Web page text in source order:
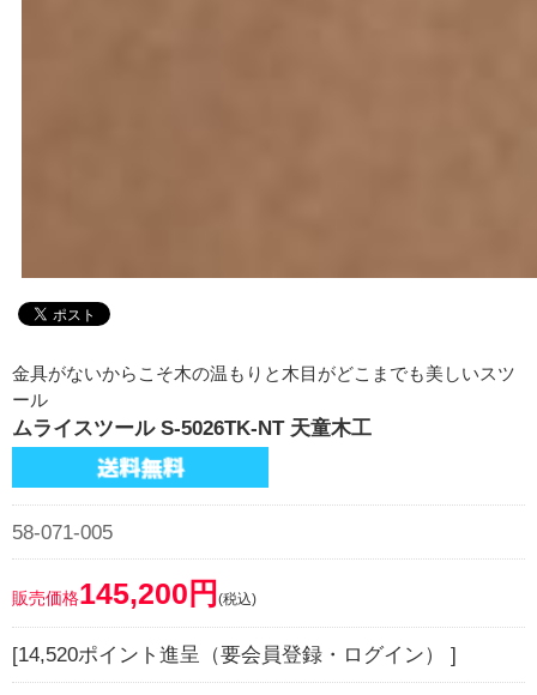
金具がないからこそ木の温もりと木目がどこまでも美しいスツ
ール
ムライスツール S-5026TK-NT 天童木工
58-071-005
販売価格145,200円 (税込)
[14,520ポイント進呈（要会員登録・ログイン） ]